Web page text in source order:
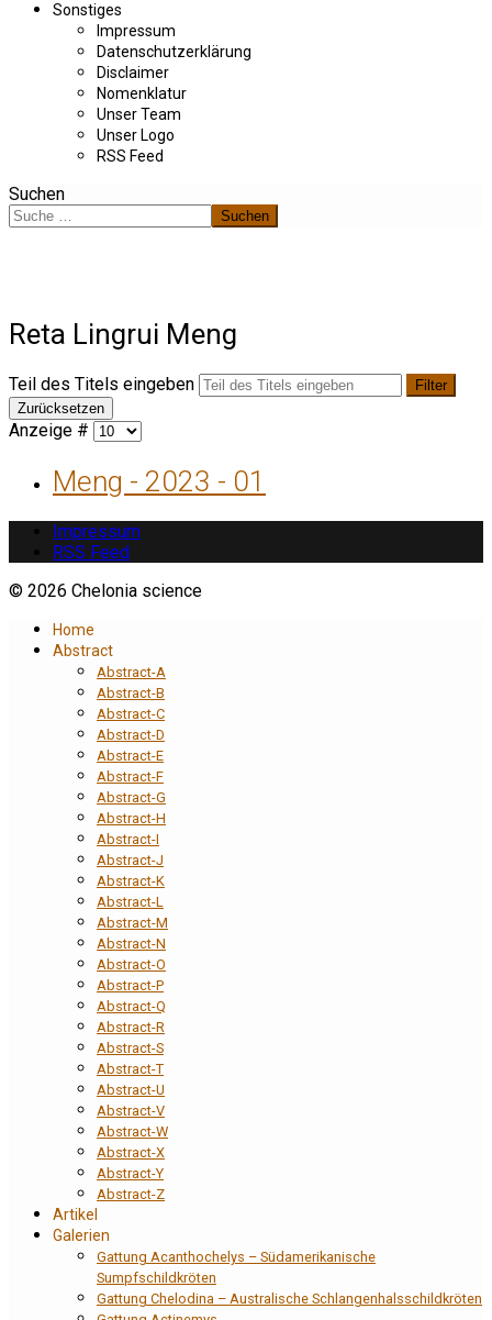
Sonstiges
Impressum
Datenschutzerklärung
Disclaimer
Nomenklatur
Unser Team
Unser Logo
RSS Feed
Suchen
Suchen
Reta Lingrui Meng
Teil des Titels eingeben
Filter
Zurücksetzen
Anzeige #
Meng - 2023 - 01
Impressum
RSS Feed
© 2026 Chelonia science
Home
Abstract
Abstract-A
Abstract-B
Abstract-C
Abstract-D
Abstract-E
Abstract-F
Abstract-G
Abstract-H
Abstract-I
Abstract-J
Abstract-K
Abstract-L
Abstract-M
Abstract-N
Abstract-O
Abstract-P
Abstract-Q
Abstract-R
Abstract-S
Abstract-T
Abstract-U
Abstract-V
Abstract-W
Abstract-X
Abstract-Y
Abstract-Z
Artikel
Galerien
Gattung Acanthochelys – Südamerikanische
Sumpfschildkröten
Gattung Chelodina – Australische Schlangenhalsschildkröten